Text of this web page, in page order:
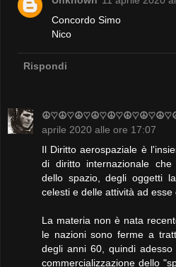
Concordo Simo
Nico
Rispondi
aprile 2020 alle ore 17:07
Il Diritto aerospaziale è
di diritto internazionale
dello spazio, degli oggetti
celesti e delle attività ad
La materia non è nata
le nazioni sono ferme a
degli anni 60, quindi
commercializzazione dello